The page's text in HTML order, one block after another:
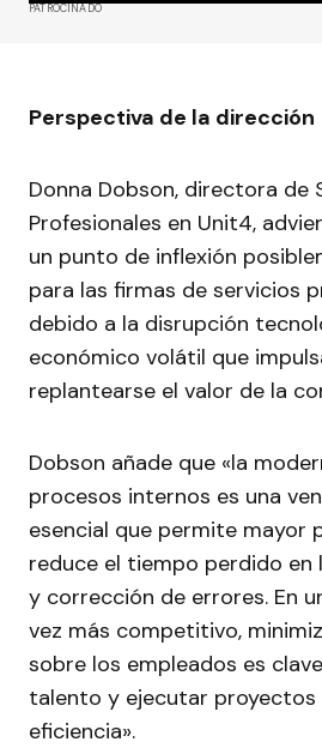
PATROCINADO
Perspectiva de la dirección
Donna Dobson, directora de
Profesionales en Unit4,
un punto de inflexión
para las firmas de servicios
debido a la disrupción
económico volátil que
replantearse el valor de la
Dobson añade que «la
procesos internos es una
esencial que permite mayor
reduce el tiempo perdido en
y corrección de errores. En
vez más competitivo,
sobre los empleados es
talento y ejecutar proyectos
eficiencia».